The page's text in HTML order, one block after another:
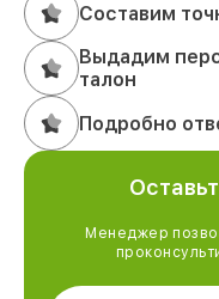
Составим
Выдадим
талон
Подробно
Менеджер